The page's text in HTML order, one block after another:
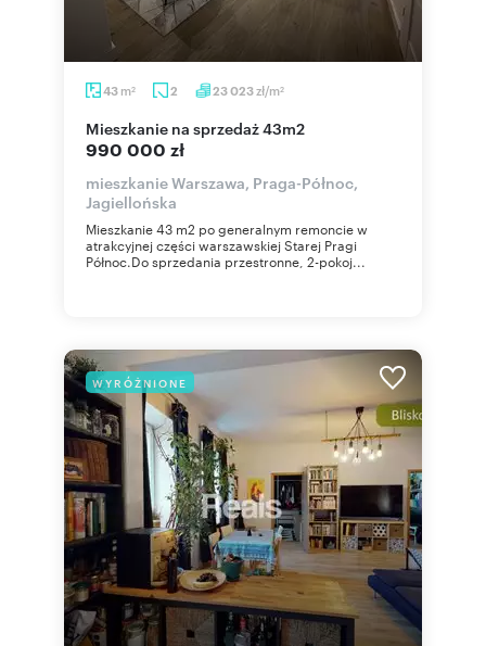
43 m2 2 23 023zł/m2
mieszkanie na sprzedaż 43m2
990 000 zł
mieszkanie Warszawa, Praga-Północ,
Jagiellońska
Mieszkanie 43 m2 po generalnym remoncie w
atrakcyjnej części warszawskiej Starej Pragi
Północ.Do sprzedania przestronne, 2-pokoj...
WYRÓŻNIONE